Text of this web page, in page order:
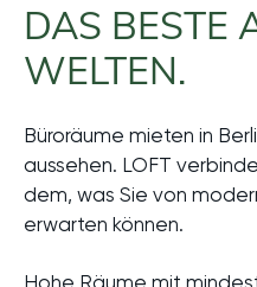
DAS BESTE
WELTEN.
Büroräume mieten in
aussehen. LOFT
dem, was Sie von
erwarten können.